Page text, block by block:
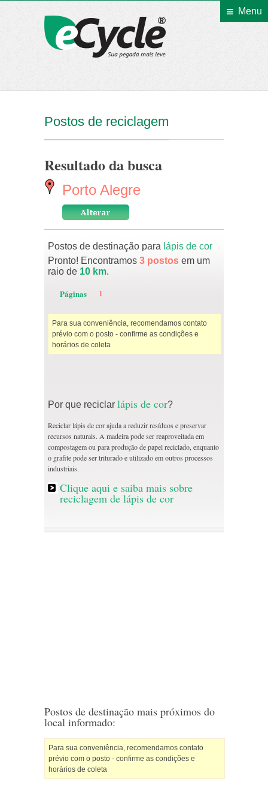
Menu
Postos de reciclagem
Resultado da busca
Porto Alegre
Postos de destinação para lápis de cor
Pronto! Encontramos 3 postos em um
raio de 10 km.
Páginas 1
Para sua conveniência, recomendamos contato
prévio com o posto - confirme as condições e
horários de coleta
Por que reciclar lápis de cor?
Reciclar lápis de cor ajuda a reduzir resíduos e preservar
recursos naturais. A madeira pode ser reaproveitada em
compostagem ou para produção de papel reciclado, enquanto
o grafite pode ser triturado e utilizado em outros processos
industriais.
Clique aqui e saiba mais sobre
reciclagem de lápis de cor
Postos de destinação mais próximos do
local informado:
Para sua conveniência, recomendamos contato
prévio com o posto - confirme as condições e
horários de coleta